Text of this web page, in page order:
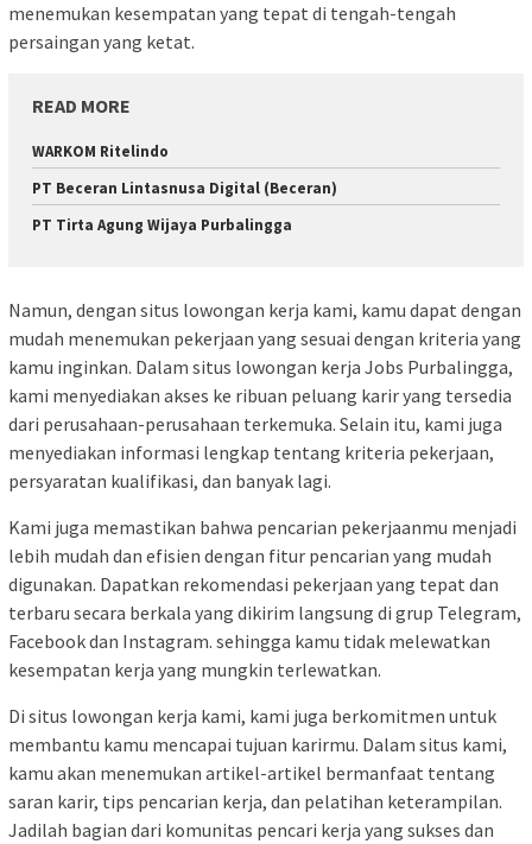
menemukan kesempatan yang tepat di tengah-tengah
persaingan yang ketat.
READ MORE
WARKOM Ritelindo
PT Beceran Lintasnusa Digital (Beceran)
PT Tirta Agung Wijaya Purbalingga
Namun, dengan situs lowongan kerja kami, kamu dapat dengan
mudah menemukan pekerjaan yang sesuai dengan kriteria yang
kamu inginkan. Dalam situs lowongan kerja Jobs Purbalingga,
kami menyediakan akses ke ribuan peluang karir yang tersedia
dari perusahaan-perusahaan terkemuka. Selain itu, kami juga
menyediakan informasi lengkap tentang kriteria pekerjaan,
persyaratan kualifikasi, dan banyak lagi.
Kami juga memastikan bahwa pencarian pekerjaanmu menjadi
lebih mudah dan efisien dengan fitur pencarian yang mudah
digunakan. Dapatkan rekomendasi pekerjaan yang tepat dan
terbaru secara berkala yang dikirim langsung di grup Telegram,
Facebook dan Instagram. sehingga kamu tidak melewatkan
kesempatan kerja yang mungkin terlewatkan.
Di situs lowongan kerja kami, kami juga berkomitmen untuk
membantu kamu mencapai tujuan karirmu. Dalam situs kami,
kamu akan menemukan artikel-artikel bermanfaat tentang
saran karir, tips pencarian kerja, dan pelatihan keterampilan.
Jadilah bagian dari komunitas pencari kerja yang sukses dan